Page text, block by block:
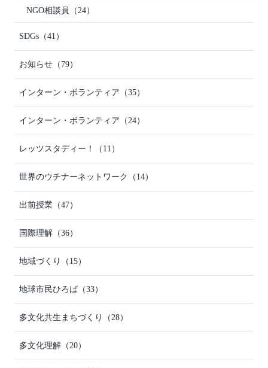
NGO相談員 （24）
SDGs （41）
お知らせ （79）
インターン・ボランティア （35）
インターン・ボランティア （24）
レッツスタディー！ （11）
世界のウチナーネットワーク （14）
出前授業 （47）
国際理解 （36）
地域づくり （15）
地球市民ひろば （33）
多文化共生まちづくり （28）
多文化理解 （20）